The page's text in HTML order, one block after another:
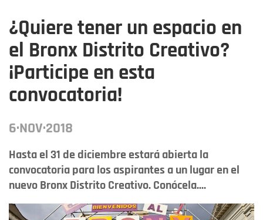
¿Quiere tener un espacio en
el Bronx Distrito Creativo?
¡Participe en esta
convocatoria!
6·NOV·2018
Hasta el 31 de diciembre estará abierta la
convocatoria para los aspirantes a un lugar en el
nuevo Bronx Distrito Creativo. Conócela....